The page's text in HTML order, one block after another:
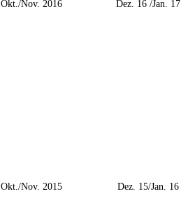
Okt./Nov. 2016 Dez. 16 /Jan. 17
Okt./Nov. 2015 Dez. 15/Jan. 16